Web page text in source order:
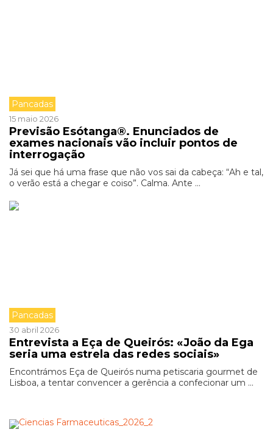
Pancadas
15 maio 2026
Previsão Esótanga®. Enunciados de
exames nacionais vão incluir pontos de
interrogação
Já sei que há uma frase que não vos sai da cabeça: “Ah e tal,
o verão está a chegar e coiso”. Calma. Ante ...
Pancadas
30 abril 2026
Entrevista a Eça de Queirós: «João da Ega
seria uma estrela das redes sociais»
Encontrámos Eça de Queirós numa petiscaria gourmet de
Lisboa, a tentar convencer a gerência a confecionar um ...